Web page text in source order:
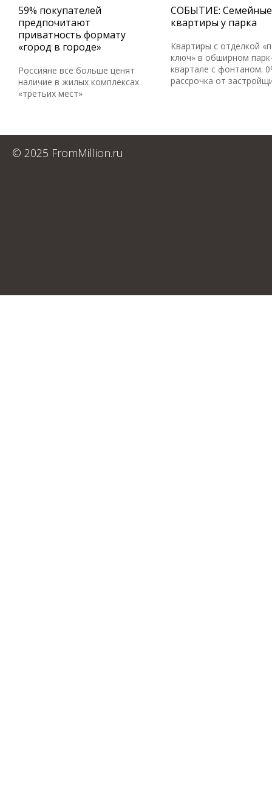
59% покупателей
предпочитают
приватность формату
«город в городе»
Россияне все больше ценят
наличие в жилых комплексах
«третьих мест»
СОБЫТИЕ: Семейные
квартиры у парка
Квартиры с отделкой
ключ» в обширном
квартале с фонтаном.
рассрочка от
© 2025 FromMillion.ru